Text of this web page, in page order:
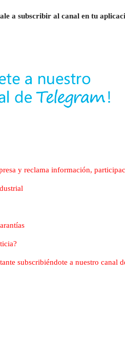
a subscribir al canal en tu
y reclama información,
subscribiéndote a nuestro canal